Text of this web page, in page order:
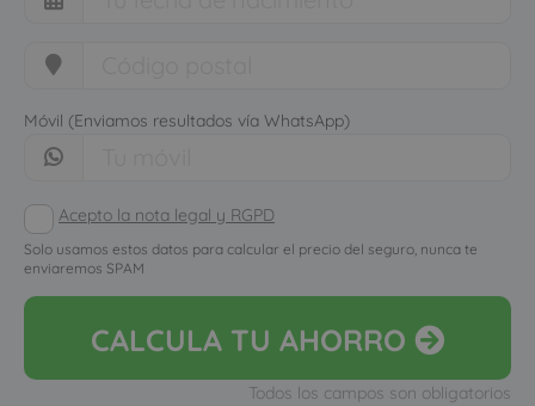
Móvil (Enviamos resultados vía WhatsApp)
Acepto la nota legal y RGPD
Solo usamos estos datos para calcular el precio del seguro, nunca te
enviaremos SPAM
CALCULA TU AHORRO
Todos los campos son obligatorios